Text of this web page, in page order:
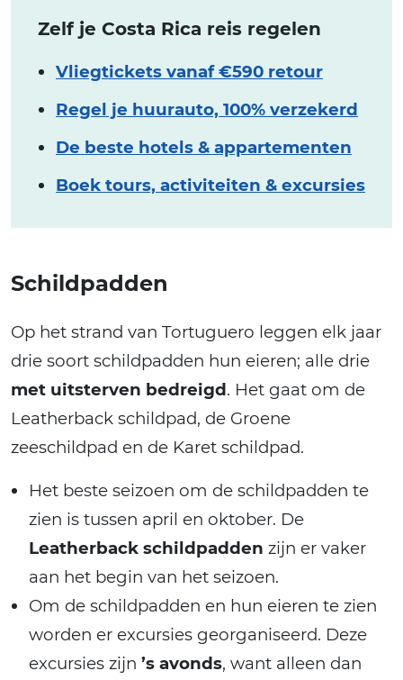
Zelf je Costa Rica reis regelen
Vliegtickets vanaf €590 retour
Regel je huurauto, 100% verzekerd
De beste hotels & appartementen
Boek tours, activiteiten & excursies
Schildpadden
Op het strand van Tortuguero leggen elk jaar
drie soort schildpadden hun eieren; alle drie
met uitsterven bedreigd. Het gaat om de
Leatherback schildpad, de Groene
zeeschildpad en de Karet schildpad.
Het beste seizoen om de schildpadden te
zien is tussen april en oktober. De
Leatherback schildpadden zijn er vaker
aan het begin van het seizoen.
Om de schildpadden en hun eieren te zien
worden er excursies georganiseerd. Deze
excursies zijn ’s avonds, want alleen dan